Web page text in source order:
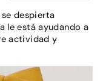
despierta
le está ayudando a
actividad y